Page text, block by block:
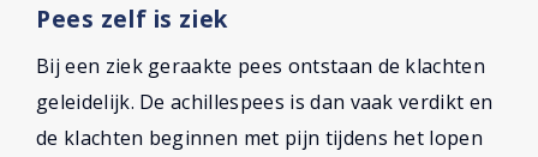
Pees zelf is ziek
Bij een ziek geraakte pees ontstaan de klachten
geleidelijk. De achillespees is dan vaak verdikt en
de klachten beginnen met pijn tijdens het lopen